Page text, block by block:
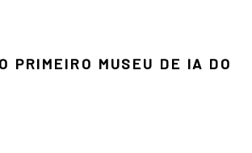
PRIMEIRO MUSEU DE IA DO